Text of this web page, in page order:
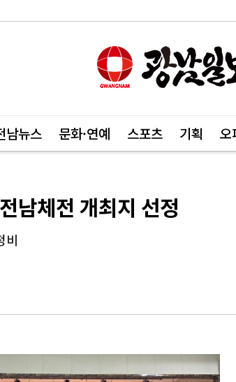
남뉴스 문화·연예 스포츠 기획 오
남체전 개최지 선정
비